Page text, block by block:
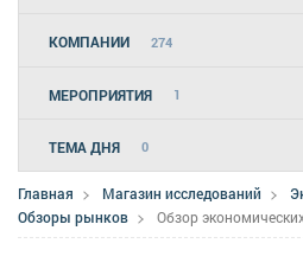
КОМПАНИИ 274
МЕРОПРИЯТИЯ 1
ТЕМА ДНЯ 0
Главная Магазин исследований
Обзоры рынков
Обзор